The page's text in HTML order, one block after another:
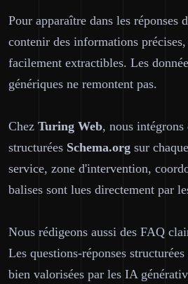
Pour apparaître dans les réponses
contenir des informations
facilement extractibles. Les
génériques ne remontent pas.
Chez Turing Web, nous intégrons
structurées Schema.org sur
service, zone d'intervention,
balises sont lues directement par
Nous rédigeons aussi des FAQ
Les questions-réponses
bien valorisées par les IA